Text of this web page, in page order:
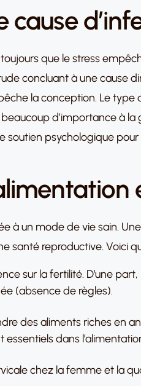
cause
que le stress
concluant à une cause
la conception. Le
d’importance à la
soutien psychologique
à un mode de vie sain. Une
santé reproductive. Voici
sur la fertilité. D’une
(absence de règles).
des aliments riches en
dans
chez la femme et la